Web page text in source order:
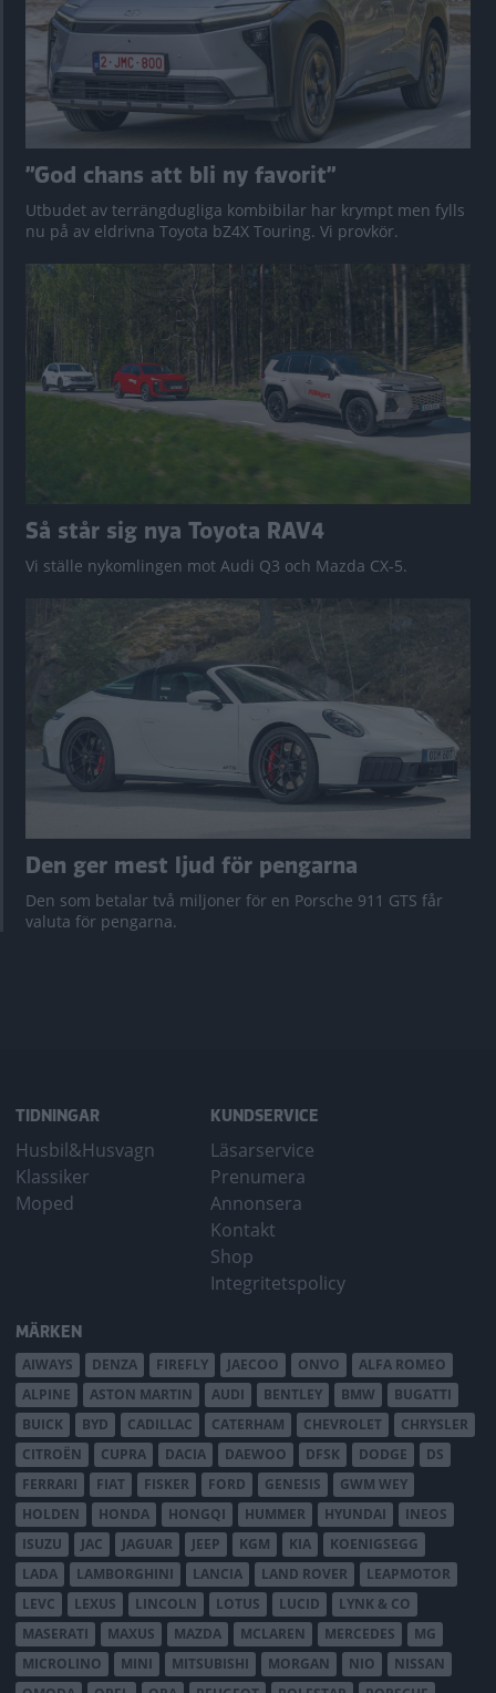
”God chans att bli ny favorit”
Utbudet av terrängdugliga kombibilar har krympt men fylls
nu på av eldrivna Toyota bZ4X Touring. Vi provkör.
Så står sig nya Toyota RAV4
Vi ställe nykomlingen mot Audi Q3 och Mazda CX-5.
Den ger mest ljud för pengarna
Den som betalar två miljoner för en Porsche 911 GTS får
valuta för pengarna.
TIDNINGAR
Husbil&Husvagn
Klassiker
Moped
KUNDSERVICE
Läsarservice
Prenumera
Annonsera
Kontakt
Shop
Integritetspolicy
MÄRKEN
AIWAYS DENZA FIREFLY JAECOO ONVO
ALFA ROMEO
ALPINE
ASTON MARTIN AUDI BENTLEY BMW
BUGATTI
BUICK
BYD CADILLAC CATERHAM CHEVROLET
CHRYSLER
CITROËN
CUPRA DACIA DAEWOO DFSK DODGE
DS
FERRARI
FIAT FISKER FORD GENESIS
GWM WEY
HOLDEN
HONDA HONGQI HUMMER HYUNDAI
INEOS
ISUZU
JAC JAGUAR JEEP KGM KIA
KOENIGSEGG
LADA
LAMBORGHINI LANCIA LAND ROVER
LEAPMOTOR
LEVC
LEXUS LINCOLN LOTUS LUCID
LYNK & CO
MASERATI
MAXUS MAZDA MCLAREN MERCEDES
MG
MICROLINO
MINI MITSUBISHI MORGAN NIO
NISSAN